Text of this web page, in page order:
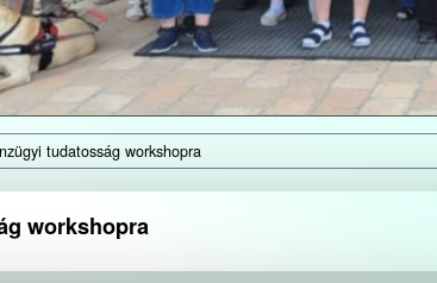
tudatosság workshopra
workshopra